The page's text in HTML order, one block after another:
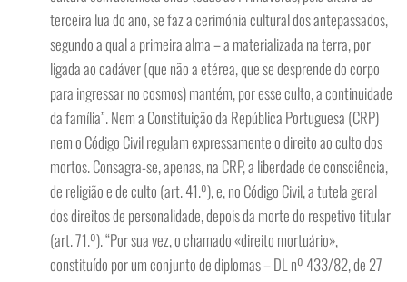
terceira lua do ano, se faz a cerimónia cultural dos antepassados,
segundo a qual a primeira alma – a materializada na terra, por
ligada ao cadáver (que não a etérea, que se desprende do corpo
para ingressar no cosmos) mantém, por esse culto, a continuidade
da família”. Nem a Constituição da República Portuguesa (CRP)
nem o Código Civil regulam expressamente o direito ao culto dos
mortos. Consagra-se, apenas, na CRP, a liberdade de consciência,
de religião e de culto (art. 41.º), e, no Código Civil, a tutela geral
dos direitos de personalidade, depois da morte do respetivo titular
(art. 71.º). “Por sua vez, o chamado «direito mortuário»,
constituído por um conjunto de diplomas – DL nº 433/82, de 27